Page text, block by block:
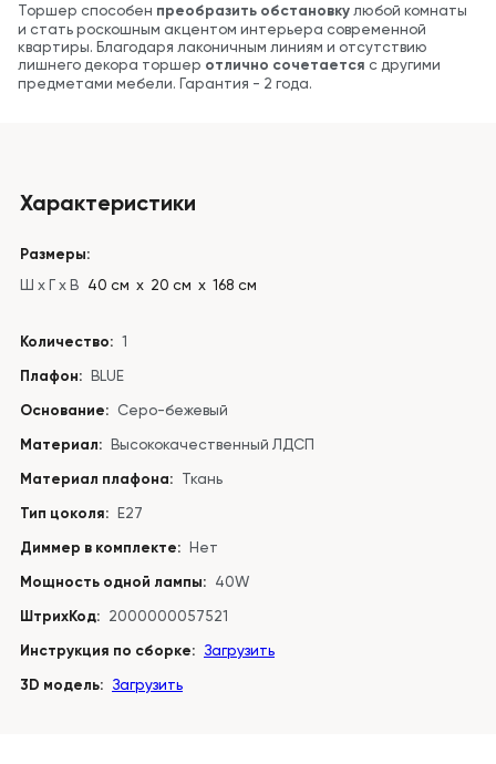
Торшер способен преобразить обстановку любой комнаты
и стать роскошным акцентом интерьера современной
квартиры. Благодаря лаконичным линиям и отсутствию
лишнего декора торшер отлично сочетается с другими
предметами мебели. Гарантия - 2 года.
Характеристики
Размеры:
Ш x Г x В 40 см х 20 см х 168 см
Количество: 1
Плафон: BLUE
Основание: Серо-бежевый
Материал: Высококачественный ЛДСП
Материал плафона: Ткань
Тип цоколя: E27
Диммер в комплекте: Нет
Мощность одной лампы: 40W
ШтрихКод: 2000000057521
Инструкция по сборке: Загрузить
3D модель: Загрузить